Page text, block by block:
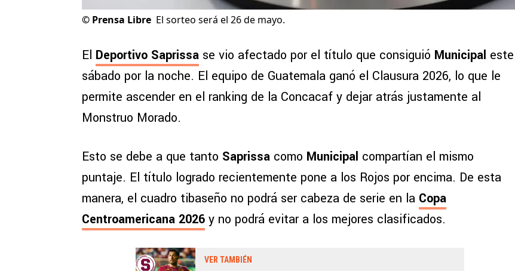
© Prensa Libre El sorteo será el 26 de mayo.
El Deportivo Saprissa se vio afectado por el título que consiguió Municipal este
sábado por la noche. El equipo de Guatemala ganó el Clausura 2026, lo que le
permite ascender en el ranking de la Concacaf y dejar atrás justamente al
Monstruo Morado.
Esto se debe a que tanto Saprissa como Municipal compartían el mismo
puntaje. El título logrado recientemente pone a los Rojos por encima. De esta
manera, el cuadro tibaseño no podrá ser cabeza de serie en la Copa
Centroamericana 2026 y no podrá evitar a los mejores clasificados.
VER TAMBIÉN